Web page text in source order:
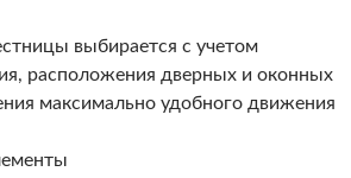
выбирается с учетом
расположения дверных и оконных
максимально удобного движения